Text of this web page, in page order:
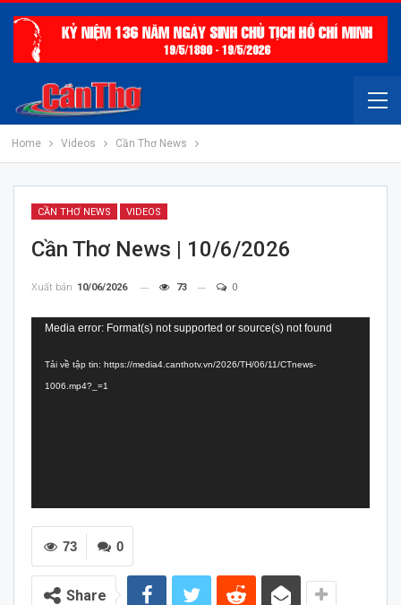
Home Videos Cần Thơ News
CẦN THƠ NEWS VIDEOS
Cần Thơ News | 10/6/2026
Xuất bản 10/06/2026 73 0
Trình
Video
Media error: Format(s) not supported or source(s) not found
Tải về tập tin: https://media4.canthotv.vn/2026/TH/06/11/CTnews-
1006.mp4?_=1
0
73
Share